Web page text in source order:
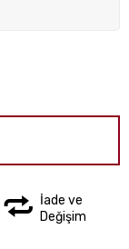
İade ve
Değişim